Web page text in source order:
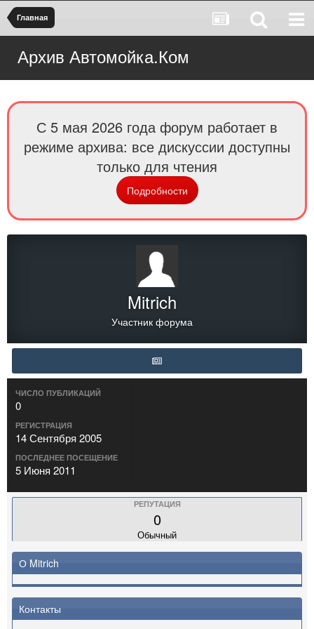
Главная
Архив Автомойка.Ком
С 5 мая 2026 года форум работает в
режиме архива: все дискуссии доступны
только для чтения
Подробности
Mitrich
Участник форума
ЧИСЛО ПУБЛИКАЦИЙ
0
РЕГИСТРАЦИЯ
14 Сентября 2005
ПОСЛЕДНЕЕ ПОСЕЩЕНИЕ
5 Июня 2011
РЕПУТАЦИЯ
0
Обычный
О Mitrich
Контакты